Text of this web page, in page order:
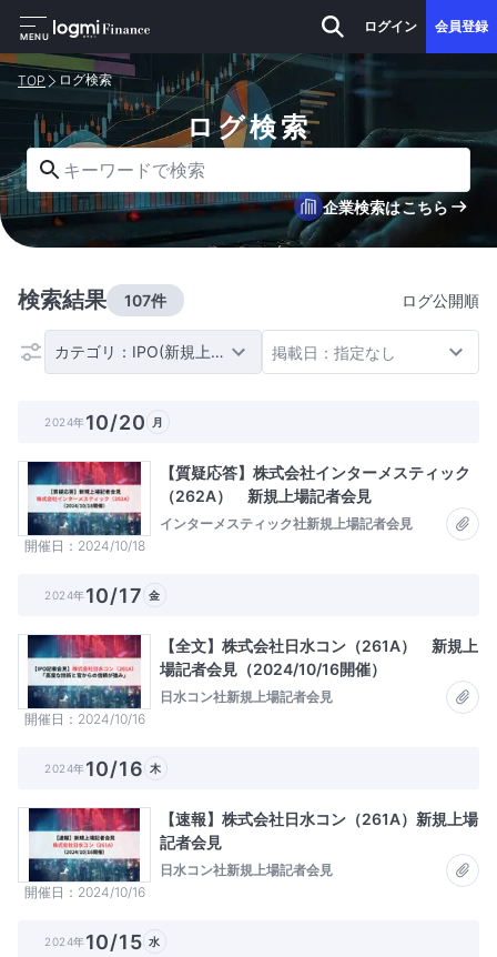
MENU
ログイン 会員登録
TOP ログ検索
ログ検索
企業検索はこちら
検索結果 107件 ログ公開順
カテゴリ：IPO(新規上場) 掲載日：指定なし
2024年10/20 月
開催日 2024/10/18
【質疑応答】株式会社インターメスティック
（262A） 新規上場記者会見
インターメスティック社新規上場記者会見
2024年10/17 金
開催日 2024/10/16
【全文】株式会社日水コン（261A） 新規上
場記者会見（2024/10/16開催）
日水コン社新規上場記者会見
2024年10/16 木
開催日 2024/10/16
【速報】株式会社日水コン（261A）新規上場
記者会見
日水コン社新規上場記者会見
2024年10/15 水